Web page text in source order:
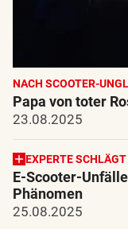
NACH SCOOTER-
Papa von toter
23.08.2025
EXPERTE
E-Scooter-
Phänomen
25.08.2025